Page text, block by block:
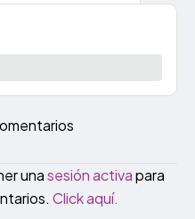
unasesión activapara
Click aquí.